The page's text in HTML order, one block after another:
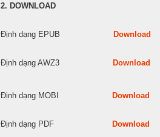
2. DOWNLOAD
Định dạng EPUB Download
Định dạng AWZ3 Download
Định dạng MOBI Download
Định dạng PDF Download